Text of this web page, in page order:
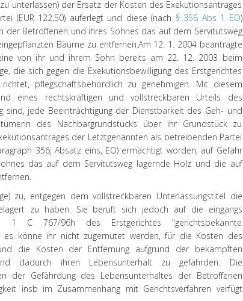
unterlassen) der Ersatz der Kosten des Exekutionsantrages
(EUR 122,50) auferlegt und diese (nach § 356 Abs 1 EO)
der Betroffenen und ihres Sohnes das auf dem Servitutsweg
Bäume zu entfernen.Am 12. 1. 2004 beantragte
von ihr und ihrem Sohn bereits am 22. 12. 2003 beim
die sich gegen die Exekutionsbewilligung des Erstgerichtes
pflegschaftsbehördlich zu genehmigen. Mit diesem
eines rechtskräftigen und vollstreckbaren Urteils des
sind, jede Beeinträchtigung der Dienstbarkeit des Geh- und
des Nachbargrundstücks über ihr Grundstück zu
der Letztgenannten als betreibenden Partei
356, Absatz eins, EO) ermächtigt worden, auf Gefahr
das auf dem Servitutsweg lagernde Holz und die auf
zu, entgegen dem vollstreckbaren Unterlassungstitel die
zu haben. Sie beruft sich jedoch auf die eingangs
1 C 767/96h des Erstgerichtes "gerichtsbekannte
es könne ihr nicht zugemutet werden, für die Kosten des
die Kosten der Entfernung aufgrund der bekämpften
dadurch ihren Lebensunterhalt zu gefährden. Die
der Gefährdung des Lebensunterhaltes der Betroffenen
insb im Zusammenhang mit Gerichtsverfahren verfügt